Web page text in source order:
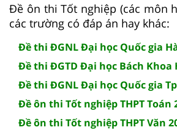
Đề ôn thi Tốt nghiệp (các môn
các trường có đáp án hay khác:
Đề thi ĐGNL Đại học Quốc gia
Đề thi ĐGTD Đại học Bách Khoa
Đề thi ĐGNL Đại học Quốc gia
Đề ôn thi Tốt nghiệp THPT Toán
Đề ôn thi Tốt nghiệp THPT Văn